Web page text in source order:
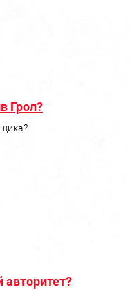
Грол?
авторитет?